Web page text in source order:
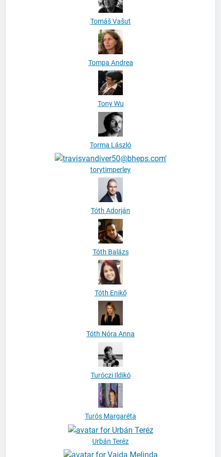
Tomáš Vašut
Tompa Andrea
Tony Wu
Torma László
torytimperley
Tóth Adorján
Tóth Balázs
Tóth Enikő
Tóth Nóra Anna
Turóczi Ildikó
Turós Margaréta
Urbán Teréz